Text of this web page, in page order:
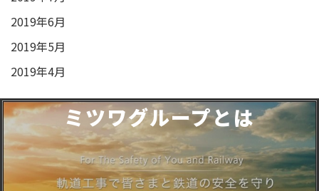
2019年6月
2019年5月
2019年4月
ミツワグループとは